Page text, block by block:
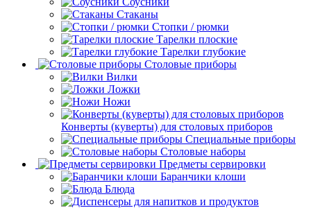
Стаканы
Стопки / рюмки
Тарелки плоские
Тарелки глубокие
Столовые приборы
Вилки
Ложки
Ножи
Конверты (куверты) для столовых приборов
Специальные приборы
Столовые наборы
Предметы сервировки
Баранчики клоши
Блюда